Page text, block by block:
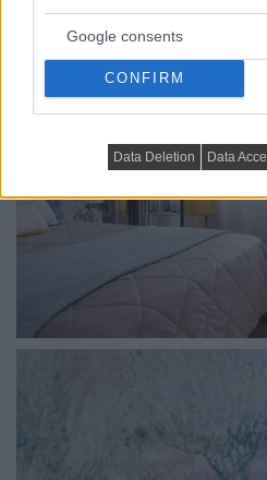
Google consents
CONFIRM
Data Deletion Data